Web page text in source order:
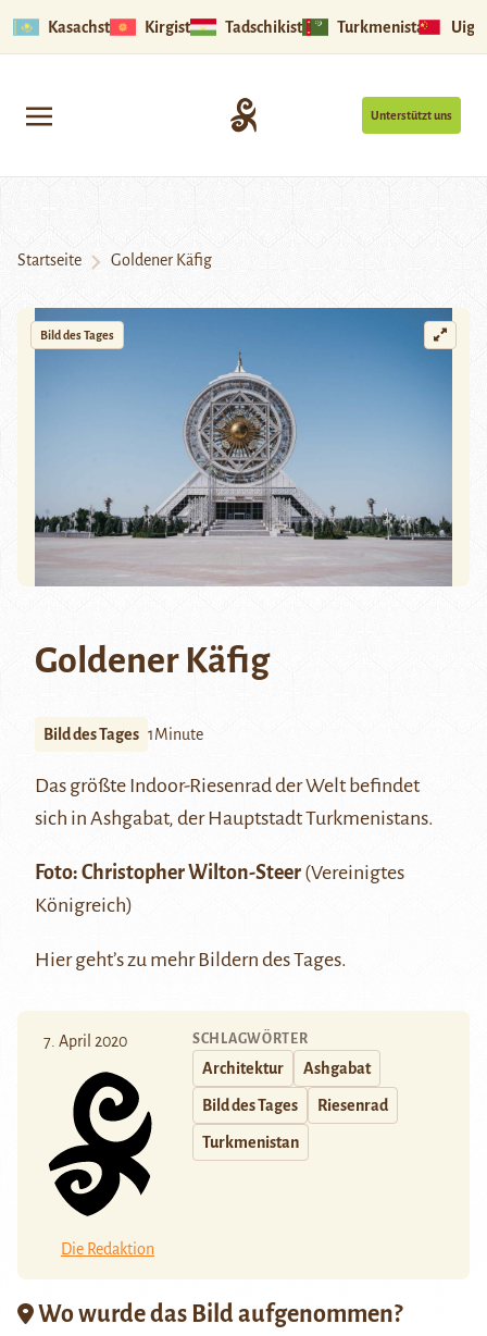
Kasachstan Kirgistan Tadschikistan Turkmenistan
Unterstützt uns
Startseite Goldener Käfig
Bild des Tages
Goldener Käfig
Bild des Tages 1Minute
Das größte Indoor-Riesenrad der Welt befindet
sich in Ashgabat, der Hauptstadt Turkmenistans.
Foto: Christopher Wilton-Steer (Vereinigtes
Königreich)
Hiergeht’s zu mehr Bildern des Tages.
7. April 2020
Die Redaktion
SCHLAGWÖRTER
Architektur Ashgabat
Bild des Tages Riesenrad
Turkmenistan
Wo wurde das Bild aufgenommen?